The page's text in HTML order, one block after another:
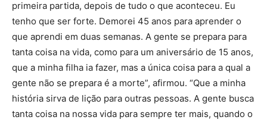
primeira partida, depois de tudo o que aconteceu. Eu
tenho que ser forte. Demorei 45 anos para aprender o
que aprendi em duas semanas. A gente se prepara para
tanta coisa na vida, como para um aniversário de 15 anos,
que a minha filha ia fazer, mas a única coisa para a qual a
gente não se prepara é a morte”, afirmou. “Que a minha
história sirva de lição para outras pessoas. A gente busca
tanta coisa na nossa vida para sempre ter mais, quando o